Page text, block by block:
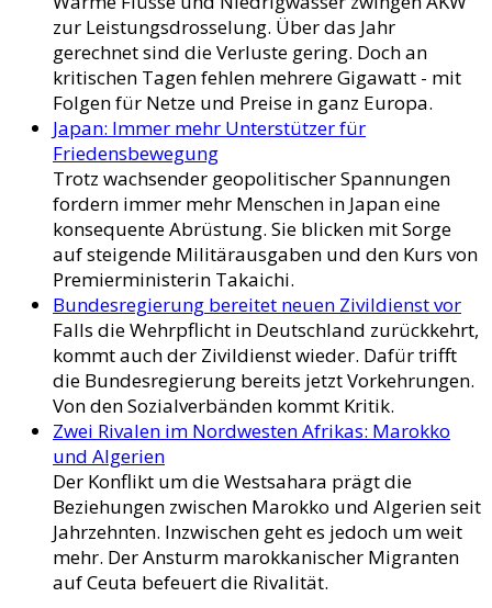
zur Leistungsdrosselung. Über das Jahr
gerechnet sind die Verluste gering. Doch an
kritischen Tagen fehlen mehrere Gigawatt - mit
Folgen für Netze und Preise in ganz Europa.
Japan: Immer mehr Unterstützer für
Friedensbewegung
Trotz wachsender geopolitischer Spannungen
fordern immer mehr Menschen in Japan eine
konsequente Abrüstung. Sie blicken mit Sorge
auf steigende Militärausgaben und den Kurs von
Premierministerin Takaichi.
Bundesregierung bereitet neuen Zivildienst vor
Falls die Wehrpflicht in Deutschland zurückkehrt,
kommt auch der Zivildienst wieder. Dafür trifft
die Bundesregierung bereits jetzt Vorkehrungen.
Von den Sozialverbänden kommt Kritik.
Zwei Rivalen im Nordwesten Afrikas: Marokko
und Algerien
Der Konflikt um die Westsahara prägt die
Beziehungen zwischen Marokko und Algerien seit
Jahrzehnten. Inzwischen geht es jedoch um weit
mehr. Der Ansturm marokkanischer Migranten
auf Ceuta befeuert die Rivalität.